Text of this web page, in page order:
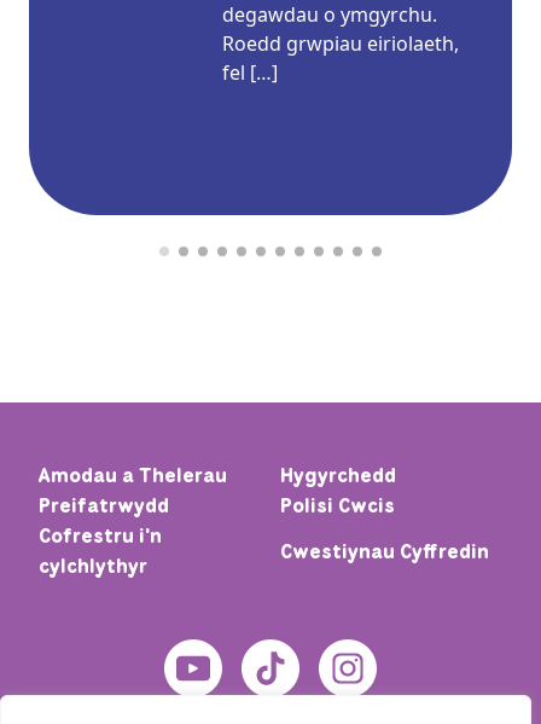
degawdau o ymgyrchu.
Roedd grwpiau eiriolaeth,
fel […]
Amodau a Thelerau
Hygyrchedd
Preifatrwydd
Polisi Cwcis
Cofrestru i'n
cylchlythyr
Cwestiynau Cyffredin